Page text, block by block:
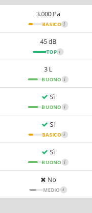
3.000 Pa
BASICO i
45 dB
TOP i
3 L
BUONO i
Sì
BUONO i
Sì
BASICO i
Sì
BUONO i
No
MEDIO i